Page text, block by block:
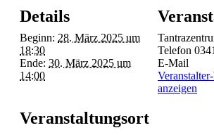
Details
Beginn: 28. März 2025 um
18:30
Ende: 30. März 2025 um
14:00
Veranstaltungsort
Telefon
E-Mail
anzeigen